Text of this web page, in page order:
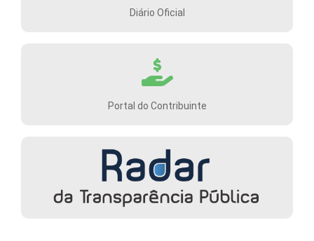
Diário Oficial
Portal do Contribuinte